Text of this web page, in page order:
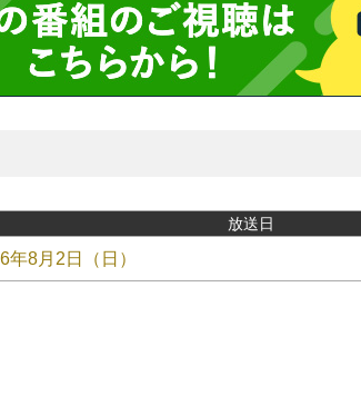
放送日
年8月2日（日）